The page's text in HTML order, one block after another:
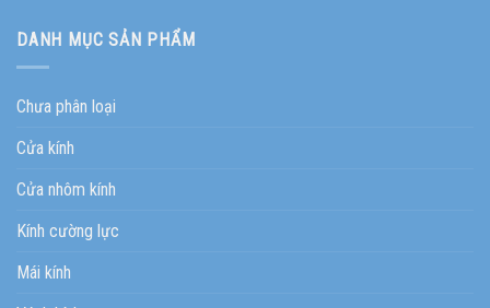
DANH MỤC SẢN PHẨM
Chưa phân loại
Cửa kính
Cửa nhôm kính
Kính cường lực
Mái kính